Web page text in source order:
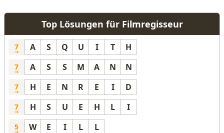
Top Lösungen für Filmregisseur
7 A S Q U I T H
7 A S S M A N N
7 H E N R E I D
7 H S U E H L I
5 W E I L L